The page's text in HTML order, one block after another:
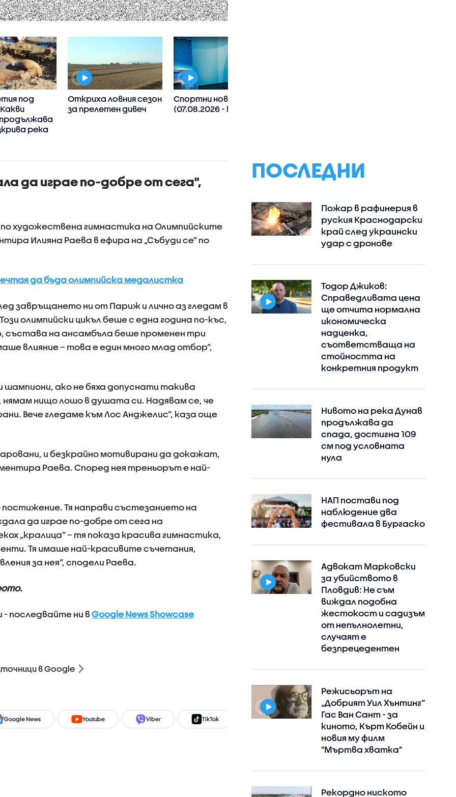
под
река
Откриха ловния сезон
за прелетен дивеч
Спортни новини
(07.08.2026 - късна)
да играе по-добре от сега",
художествена гимнастика на Олимпийските
Илияна Раева в ефира на „Събуди се” по
да бъда олимпийска медалистка
завръщането ни от Париж и лично аз гледам в
олимпийски цикъл беше с една година по-къс,
състава на ансамбъла беше променен три
влияние – това е един много млад отбор”,
шампиони, ако не бяха допуснати такива
нищо лошо в душата си. Надявам се, че
Вече гледаме към Лос Анджелис”, каза още
и безкрайно мотивирани да докажат,
Раева. Според нея треньорът е най-
постижение. Тя направи състезанието на
да играе по-добре от сега на
„кралица” – тя показа красива гимнастика,
Тя имаше най-красивите съчетания,
за нея”, сподели Раева.
последвайте ни в Google News Showcase
в Google
Google News Youtube Viber TikTok Instagram Facebook
ПОСЛЕДНИ
Пожар в рафинерия в
руския Краснодарски
край след украински
удар с дронове
Тодор Джиков:
Справедливата цена
ще отчита нормална
икономическа
надценка,
съответстваща на
стойността на
конкретния продукт
Нивото на река Дунав
продължава да
спада, достигна 109
см под условната
нула
НАП постави под
наблюдение два
фестивала в Бургаско
Адвокат Марковски
за убийството в
Пловдив: Не съм
виждал подобна
жестокост и садизъм
от непълнолетни,
случаят е
безпрецедентен
Режисьорът на
„Добрият Уил Хънтинг“
Гас Ван Сант - за
киното, Кърт Кобейн и
новия му филм
"Мъртва хватка"
Рекордно ниското